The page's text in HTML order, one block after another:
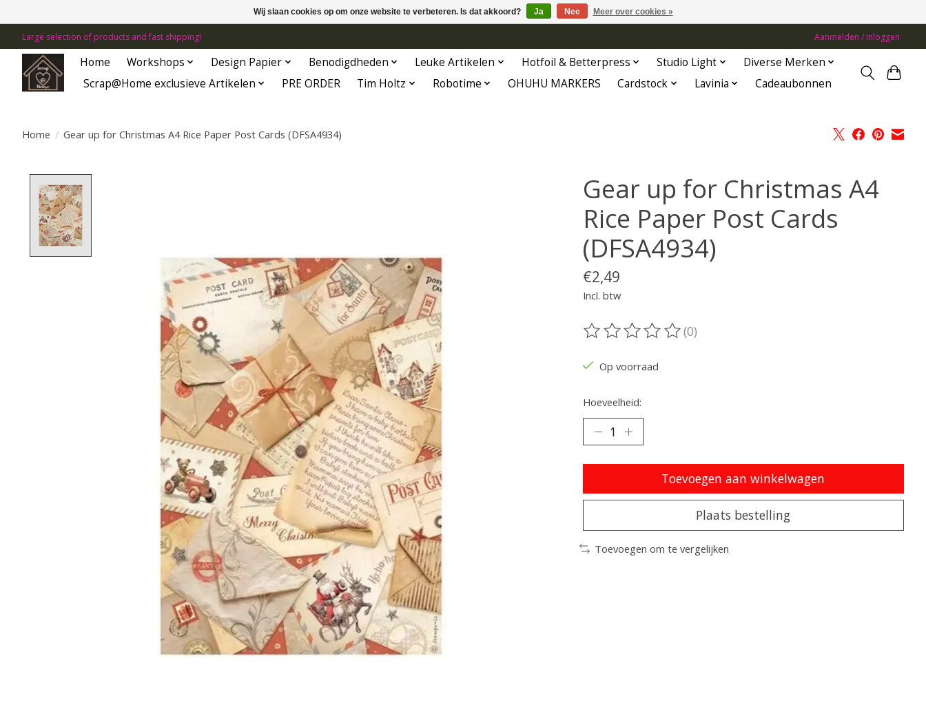
Large selection of products and fast shipping! Aanmelden / Inloggen
Home Workshops Design Papier Benodigdheden Leuke Artikelen Hotfoil & Betterpress Studio Light
Diverse Merken
Scrap@Home exclusieve Artikelen
PRE ORDER Tim Holtz Robotime OHUHU MARKERS Cardstock Lavinia Cadeaubonnen
Home / Gear up for Christmas A4 Rice Paper Post Cards (DFSA4934)
Gear up for Christmas A4
Rice Paper Post Cards
(DFSA4934)
€2,49
Incl. btw
De beoordeling van dit product is
(0)
Op voorraad
Hoeveelheid:
Toevoegen aan winkelwagen
Plaats bestelling
Toevoegen om te vergelijken
Wij slaan cookies op om onze website te verbeteren. Is dat akkoord? Ja Nee Meer over cookies »